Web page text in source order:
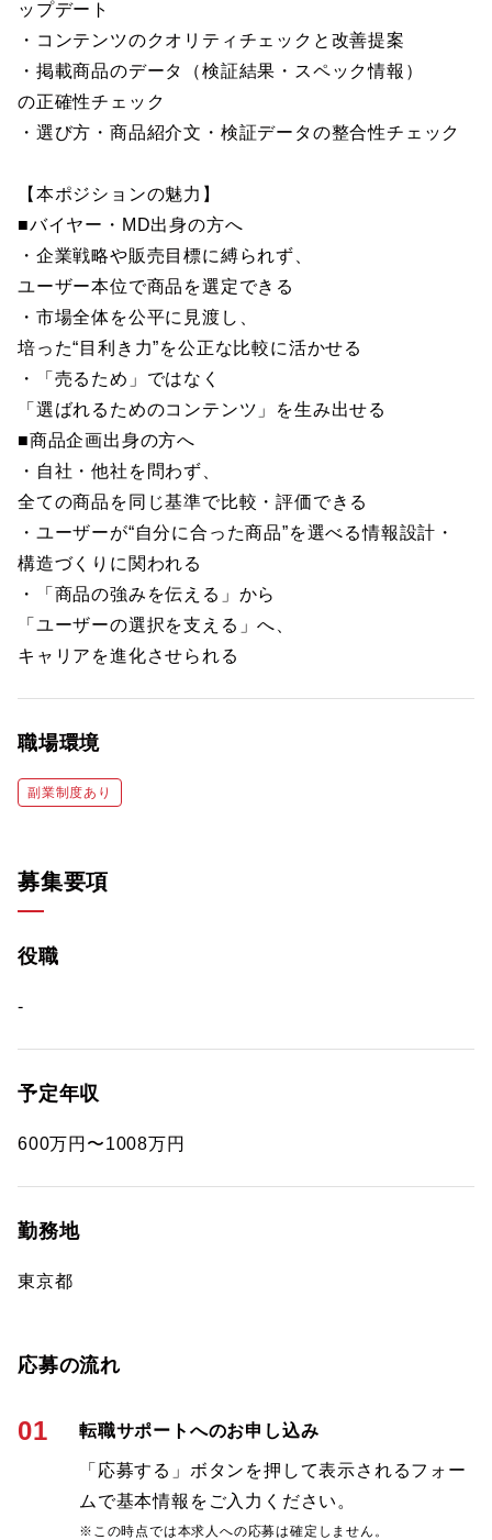
ップデート
・コンテンツのクオリティチェックと改善提案
・掲載商品のデータ（検証結果・スペック情報）
の正確性チェック
・選び方・商品紹介文・検証データの整合性チェック
【本ポジションの魅力】
■バイヤー・MD出身の方へ
・企業戦略や販売目標に縛られず、
ユーザー本位で商品を選定できる
・市場全体を公平に見渡し、
培った“目利き力”を公正な比較に活かせる
・「売るため」ではなく
「選ばれるためのコンテンツ」を生み出せる
■商品企画出身の方へ
・自社・他社を問わず、
全ての商品を同じ基準で比較・評価できる
・ユーザーが“自分に合った商品”を選べる情報設計・
構造づくりに関われる
・「商品の強みを伝える」から
「ユーザーの選択を支える」へ、
キャリアを進化させられる
職場環境
副業制度あり
募集要項
役職
-
予定年収
600万円〜1008万円
勤務地
東京都
応募の流れ
01 転職サポートへのお申し込み
「応募する」ボタンを押して表示されるフォー
ムで基本情報をご入力ください。
※この時点では本求人への応募は確定しません。